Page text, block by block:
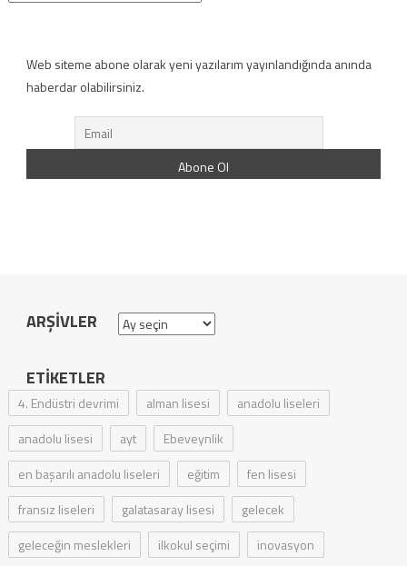
Web siteme abone olarak yeni yazılarım yayınlandığında anında
haberdar olabilirsiniz.
ARŞIVLER Arşivler
ETIKETLER
4. Endüstri devrimi alman lisesi
anadolu liseleri
anadolu lisesi
ayt
Ebeveynlik
en başarılı anadolu liseleri
eğitim
fen lisesi
fransız liseleri
galatasaray lisesi
gelecek
geleceğin meslekleri
ilkokul seçimi
inovasyon